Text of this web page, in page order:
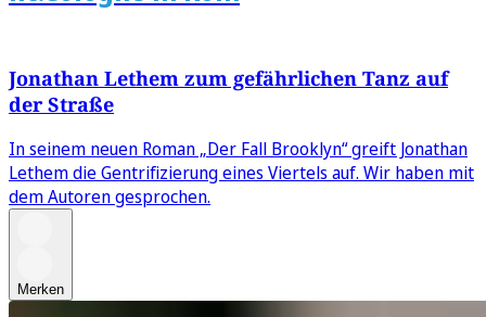
Jonathan Lethem zum gefährlichen Tanz auf
der Straße
In seinem neuen Roman „Der Fall Brooklyn“ greift Jonathan
Lethem die Gentrifizierung eines Viertels auf. Wir haben mit
dem Autoren gesprochen.
Merken